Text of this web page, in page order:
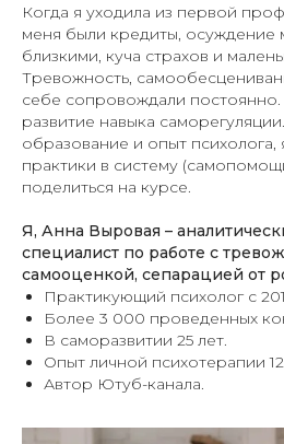
Когда я уходила из первой
меня были кредиты, осуждение
близкими, куча страхов и
Тревожность,
себе сопровождали
развитие навыка
образование и опыт психолога,
практики в систему
поделиться на курсе.
Я, Анна Выровая –
специалист по работе с
самооценкой, сепарацией от
Практикующий психолог с
Более 3 000 проведенных
В саморазвитии 25 лет.
Опыт личной психотерапии 12
Автор Ютуб-канала.